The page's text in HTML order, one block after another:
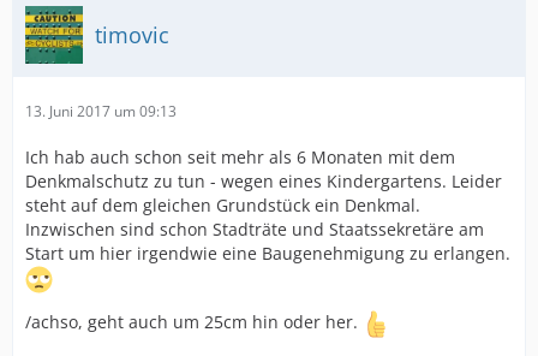
timovic
13. Juni 2017 um 09:13
Ich hab auch schon seit mehr als 6 Monaten mit dem
Denkmalschutz zu tun - wegen eines Kindergartens. Leider
steht auf dem gleichen Grundstück ein Denkmal.
Inzwischen sind schon Stadträte und Staatssekretäre am
Start um hier irgendwie eine Baugenehmigung zu erlangen.
/achso, geht auch um 25cm hin oder her.